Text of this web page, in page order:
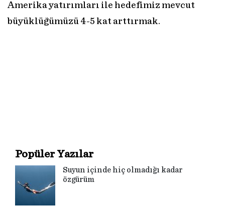
Amerika yatırımları ile hedefimiz mevcut
büyüklüğümüzü 4-5 kat arttırmak.
Popüler Yazılar
Suyun içinde hiç olmadığı kadar
özgürüm